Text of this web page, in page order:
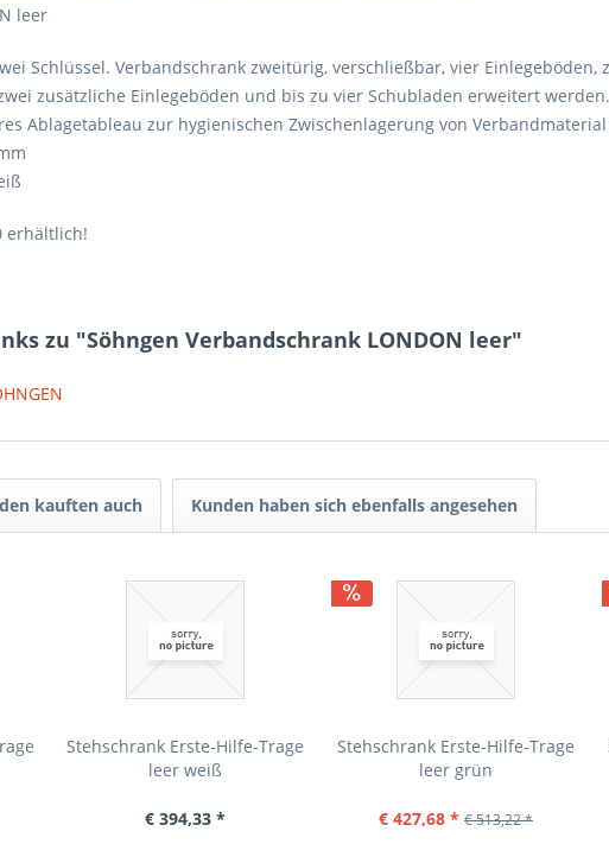
leer
Schlüssel. Verbandschrank zweitürig, verschließbar, vier
zusätzliche Einlegeböden und bis zu vier Schubladen erweitert werden.
Ablagetableau zur hygienischen Zwischenlagerung von
erhältlich!
zu "Söhngen Verbandschrank LONDON leer"
kauften auch Kunden haben sich ebenfalls angesehen
Stehschrank Erste-Hilfe-Trage
leer weiß
€ 394,33 *
Stehschrank Erste-Hilfe-Trage
leer grün
€ 427,68 * € 513,22 *